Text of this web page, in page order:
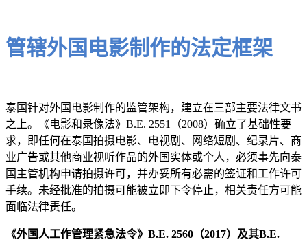
管辖外国电影制作的法定框架
泰国针对外国电影制作的监管架构，建立在三部主要法律文书
之上。《电影和录像法》B.E. 2551（2008）确立了基础性要
求，即任何在泰国拍摄电影、电视剧、网络短剧、纪录片、商
业广告或其他商业视听作品的外国实体或个人，必须事先向泰
国主管机构申请拍摄许可，并办妥所有必需的签证和工作许可
手续。未经批准的拍摄可能被立即下令停止，相关责任方可能
面临法律责任。
《外国人工作管理紧急法令》B.E. 2560（2017）及其B.E.